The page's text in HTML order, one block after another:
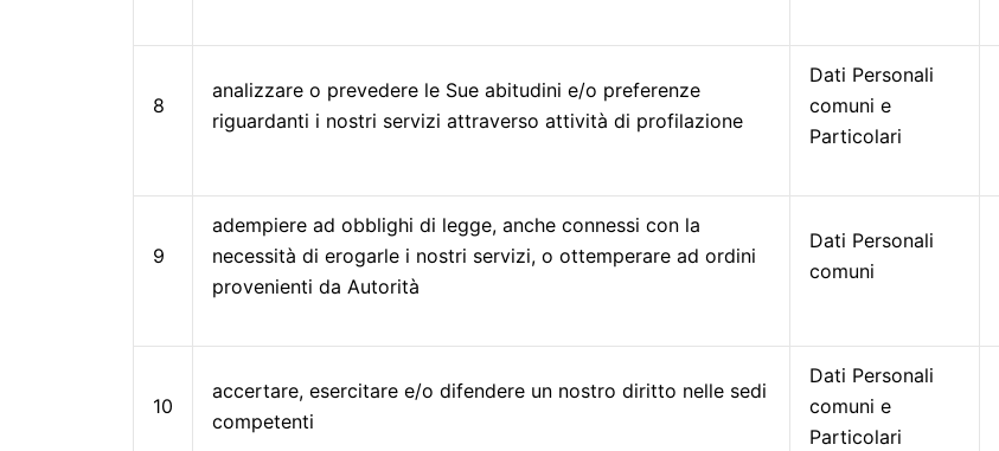
8
analizzare o prevedere le Sue abitudini e/o preferenze
riguardanti i nostri servizi attraverso attività di profilazione
Dati Personali
comuni e
Particolari
9
adempiere ad obblighi di legge, anche connessi con la
necessità di erogarle i nostri servizi, o ottemperare ad ordini
provenienti da Autorità
Dati Personali
comuni
10
accertare, esercitare e/o difendere un nostro diritto nelle sedi
competenti
Dati Personali
comuni e
Particolari